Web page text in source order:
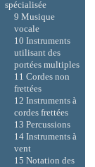
spécialisée
9 Musique
vocale
10 Instruments
utilisant des
portées multiples
11 Cordes non
frettées
12 Instruments à
cordes frettées
13 Percussions
14 Instruments à
vent
15 Notation des